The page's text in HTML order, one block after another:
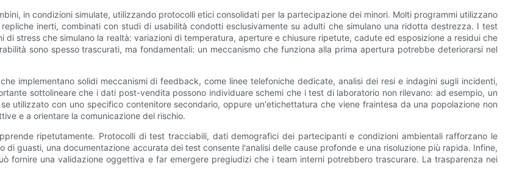
in condizioni simulate, utilizzando protocolli etici consolidati per la partecipazione dei minori. Molti programmi utilizzano
inerti, combinati con studi di usabilità condotti esclusivamente su adulti che simulano una ridotta destrezza. I test
stress che simulano la realtà: variazioni di temperatura, aperture e chiusure ripetute, cadute ed esposizione a residui che
sono spesso trascurati, ma fondamentali: un meccanismo che funziona alla prima apertura potrebbe deteriorarsi nel
implementano solidi meccanismi di feedback, come linee telefoniche dedicate, analisi dei resi e indagini sugli incidenti,
sottolineare che i dati post-vendita possono individuare schemi che i test di laboratorio non rilevano: ad esempio, un
utilizzato con uno specifico contenitore secondario, oppure un'etichettatura che viene fraintesa da una popolazione non
e a orientare la comunicazione del rischio.
ripetutamente. Protocolli di test tracciabili, dati demografici dei partecipanti e condizioni ambientali rafforzano le
guasti, una documentazione accurata dei test consente l'analisi delle cause profonde e una risoluzione più rapida. Infine,
fornire una validazione oggettiva e far emergere pregiudizi che i team interni potrebbero trascurare. La trasparenza nei